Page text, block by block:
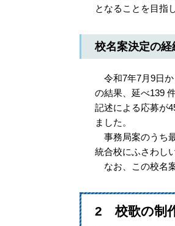
となることを目指
校名案決定の経
令和7年7月9日か
の結果、延べ139
記述による応募が
ました。
事務局案のうち
統合校にふさわし
なお、この校名
2 校歌の制